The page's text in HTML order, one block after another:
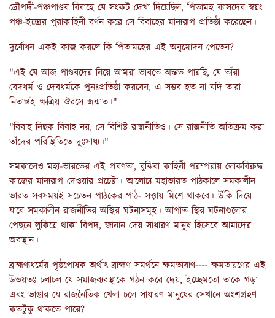
দ্রৌপদী-পঞ্চপাণ্ডব বিবাহে যে সংকট দেখা দিয়েছিল, পিতামহ ব্যাসদেব স্বয়ং
পঞ্চ-ইন্দ্রের পুরাকাহিনী বর্ণন করে সে বিবাহের মান্যরূপ প্রতিষ্ঠা করেছেন।
দুর্যোধন একই কাজ করলে কি পিতামহের এই অনুমোদন পেতেন?
"এই যে আজ পাণ্ডবদের নিয়ে আমরা ভাবতে অন্তত পারছি, যে তাঁরা
বেদধর্ম ও দেবধর্মকে পুনঃপ্রতিষ্ঠা করবেন, এ সম্ভব হত না যদি তারা
নিতান্তই ক্ষত্রিয় ঔরসে জন্মাত।"
"বিবাহ নিছক বিবাহ নয়, সে বিশিষ্ট রাজনীতিও। সে রাজনীতি অতিক্রম করা
তাঁদের পরিস্থিতিতে দুঃসাধ্য।"
সমকালেও মহা-ভারতের এই প্রবণতা, বুঝিবা কাহিনী পরম্পরায় লোকবিরুদ্ধ
কাজের মান্যরূপ দেওয়ার প্রচেষ্টা। আলোচ্য মহাভারত পাঠকালে সমকালীন
ভারত সবসময়ই সচেতন পাঠকের পাঠ- সত্ত্বায় মিশে থাকবে। উঁকি দিয়ে
যাবে সমকালীন রাজনীতির অস্থির ঘটনাসমূহ। আপাত স্থির ঘটনাগুলোর
পেছনে লুকিয়ে থাকা বিপদ, জানান দেয় সাধারণ মানুষ হিসেবে আমাদের
অবস্থান।
ব্রাহ্মণ্যধর্মের পৃষ্ঠপোষক অর্থাৎ ব্রাহ্মণ সমর্থনে ক্ষমতাবাণ---- ক্ষমতায়ণের এই
উভয়তঃ চলাচল যে সমাজব্যবস্থাকে গঠন করে দেয়, ইচ্ছেমতো তাকে গড়া
এবং ভাঙার যে রাজনৈতিক খেলা চলে সাধারণ মানুষের সেখানে অংশগ্রহণ
কতটুকু থাকতে পারে?